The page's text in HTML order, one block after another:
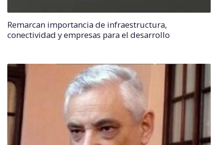
Remarcan importancia de infraestructura,
conectividad y empresas para el desarrollo